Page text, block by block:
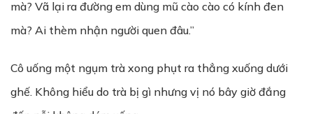
mà? Vã lại ra đường em dùng mũ cào cào có kính đen
mà? Ai thèm nhận người quen đâu.”
Cô uống một ngụm trà xong phụt ra thẳng xuống dưới
ghế. Không hiểu do trà bị gì nhưng vị nó bây giờ đắng